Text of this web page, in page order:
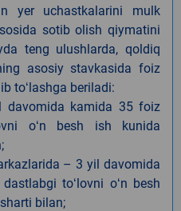
yer uchastkalarini mulk
sotib olish qiymatini
teng ulushlarda, qoldiq
asosiy stavkasida foiz
toʻlashga beriladi:
davomida kamida 35 foiz
oʻn besh ish kunida
– 3 yil davomida
toʻlovni oʻn besh
bilan;